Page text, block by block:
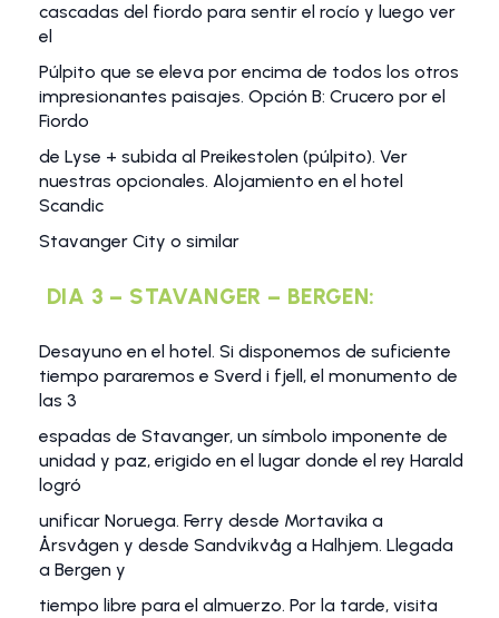
cascadas del fiordo para sentir el rocío y luego ver
el
Púlpito que se eleva por encima de todos los otros
impresionantes paisajes. Opción B: Crucero por el
Fiordo
de Lyse + subida al Preikestolen (púlpito). Ver
nuestras opcionales. Alojamiento en el hotel
Scandic
Stavanger City o similar
DIA 3 – STAVANGER – BERGEN:
Desayuno en el hotel. Si disponemos de suficiente
tiempo pararemos e Sverd i fjell, el monumento de
las 3
espadas de Stavanger, un símbolo imponente de
unidad y paz, erigido en el lugar donde el rey Harald
logró
unificar Noruega. Ferry desde Mortavika a
Årsvågen y desde Sandvikvåg a Halhjem. Llegada
a Bergen y
tiempo libre para el almuerzo. Por la tarde, visita